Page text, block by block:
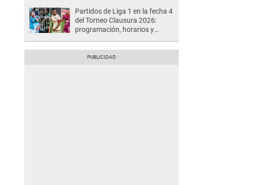
Partidos de Liga 1 en la fecha 4
del Torneo Clausura 2026:
programación, horarios y